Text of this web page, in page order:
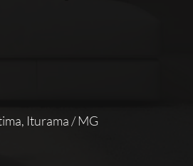
Iturama / MG